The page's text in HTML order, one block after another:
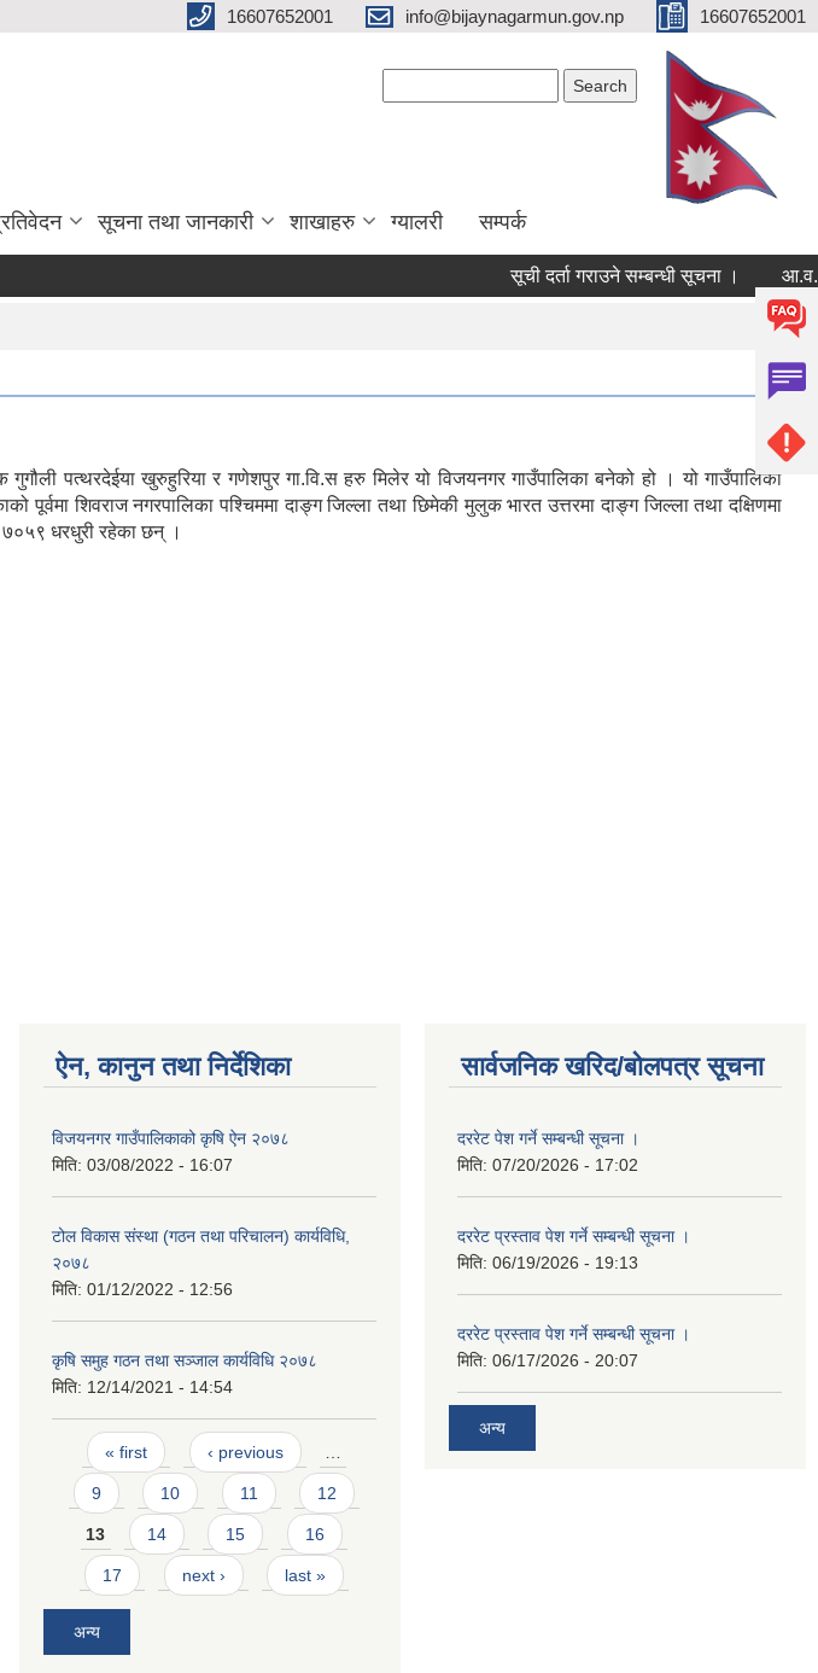
16607652001 info@bijaynagarmun.gov.np 16607652001
सूचना तथा जानकारी शाखाहरु ग्यालरी सम्पर्क
सूची दर्ता गराउने सम्बन्धी सूचना ।
पत्थरदेईया खुरुहुरिया र गणेशपुर गा.वि.स हरु मिलेर यो विजयनगर गाउँपालिका बनेको हो । यो गाउँपालिका
शिवराज नगरपालिका पश्चिममा दाङ्ग जिल्ला तथा छिमेकी मुलुक भारत उत्तरमा दाङ्ग जिल्ला तथा दक्षिणमा
धरधुरी रहेका छन् ।
ऐन, कानुन तथा निर्देशिका
विजयनगर गाउँपालिकाको कृषि ऐन २०७८
मिति: 03/08/2022 - 16:07
टोल विकास संस्था (गठन तथा परिचालन) कार्यविधि,
२०७८
मिति: 01/12/2022 - 12:56
कृषि समुह गठन तथा सञ्जाल कार्यविधि २०७८
मिति: 12/14/2021 - 14:54
Pages
« first ‹ previous …
9 10 11 12
13 14 15 16
17 next › last »
अन्य
सार्वजनिक खरिद/बोलपत्र सूचना
दररेट पेश गर्ने सम्बन्धी सूचना ।
मिति: 07/20/2026 - 17:02
दररेट प्रस्ताव पेश गर्ने सम्बन्धी सूचना ।
मिति: 06/19/2026 - 19:13
दररेट प्रस्ताव पेश गर्ने सम्बन्धी सूचना ।
मिति: 06/17/2026 - 20:07
अन्य